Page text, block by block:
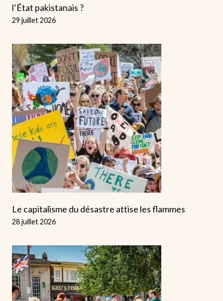
l’État pakistanais ?
29 juillet 2026
Le capitalisme du désastre attise les flammes
28 juillet 2026